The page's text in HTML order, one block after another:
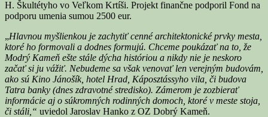
H. Škultétyho vo Veľkom Krtíši. Projekt finančne podporil Fond na
podporu umenia sumou 2500 eur.
„Hlavnou myšlienkou je zachytiť cenné architektonické prvky mesta,
ktoré ho formovali a dodnes formujú. Chceme poukázať na to, že
Modrý Kameň ešte stále dýcha históriou a nikdy nie je neskoro
začať si ju vážiť. Nebudeme sa však venovať len verejným budovám,
ako sú Kino Jánošík, hotel Hrad, Káposztássyho vila, či budova
Tatra banky (dnes zdravotné stredisko). Zámerom je zozbierať
informácie aj o súkromných rodinných domoch, ktoré v meste stoja,
či stáli,“ uviedol Jaroslav Hanko z OZ Dobrý Kameň.